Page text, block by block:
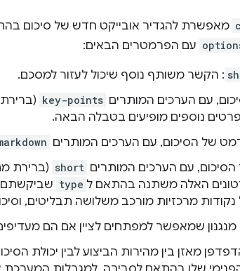
מאפשרת להגדיר אובייקט חדש של סיכום
עם הפרמטרים הבאים:
: הקשר משותף נוסף שיכול לעזור למסכם.
עם הערכים המותרים key-points
נוספים מופיעים בטבלה הבאה.
של הסיכום, עם הערכים המותרים
הסיכום, עם הערכים המותרים short (ברירת
האלה משתנה בהתאם ל type
נקודות מרכזיות מורכב משלושה תבליטים,
מנגנון שמאפשר למפתחים לציין אם הם
מאזן בין מהירות הביצוע לבין יכולת